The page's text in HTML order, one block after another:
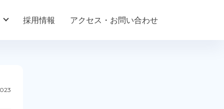
採用情報 アクセス・お問い合わせ